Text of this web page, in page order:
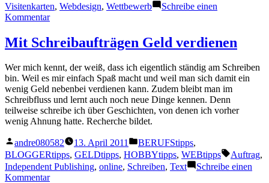
Visitenkarten, Webdesign, Wettbewerb
Schreibe einen
Kommentarzu
Design
für
Geld
Mit Schreibaufträgen Geld verdienen
Wer mich kennt, der weiß, dass ich eigentlich ständig am Schreiben
bin. Weil es mir einfach Spaß macht und weil man sich damit ein
wenig Geld nebenbei verdienen kann. Zudem bleibt man im
Schreibfluss und lernt auch noch neue Dinge kennen. Denn
teilweise schreibe ich über Geschichten, von denen ich vorher
wenig Ahnung hatte. Recherche bildet.
Veröffentlicht
von
andre080582 13. April 2011
Veröffentlicht
unter
BERUFStipps,
BLOGGERtipps, GELDtipps, HOBBYtipps, WEBtipps Auftrag,
Independent Publishing, online, Schreiben, Text
Schreibe einen
Kommentarzu